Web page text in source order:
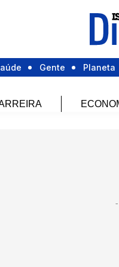
Gente Planeta